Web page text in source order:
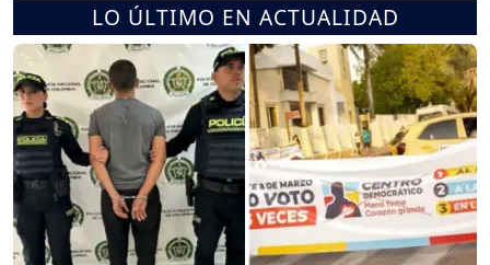
LO ÚLTIMO EN ACTUALIDAD